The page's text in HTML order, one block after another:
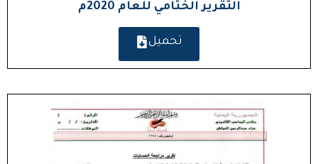
التقرير الختامي للعام 2020م
تحميل